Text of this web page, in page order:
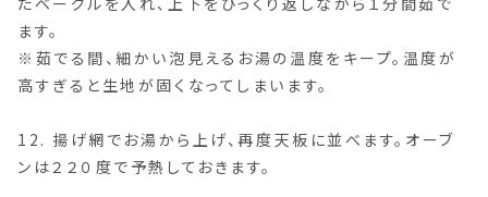
ます。
※茹でる間、細かい泡見えるお湯の温度をキープ。温度が
高すぎると生地が固くなってしまいます。
12. 揚げ網でお湯から上げ、再度天板に並べます。オーブ
ンは２２０度で予熱しておきます。